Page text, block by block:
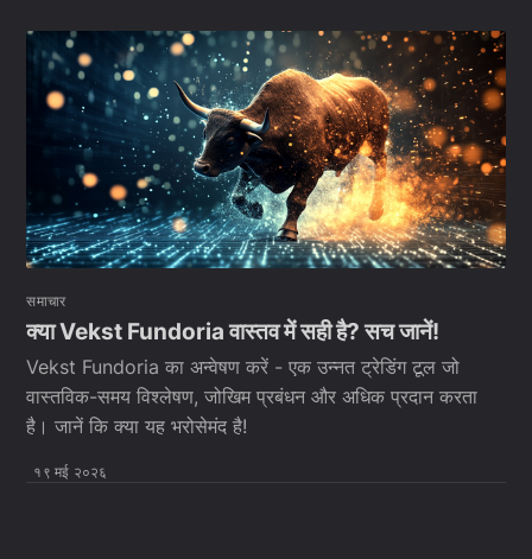
समाचार
क्या Vekst Fundoria वास्तव में सही है? सच जानें!
Vekst Fundoria का अन्वेषण करें - एक उन्नत ट्रेडिंग टूल जो
वास्तविक-समय विश्लेषण, जोखिम प्रबंधन और अधिक प्रदान करता
है। जानें कि क्या यह भरोसेमंद है!
१९ मई २०२६